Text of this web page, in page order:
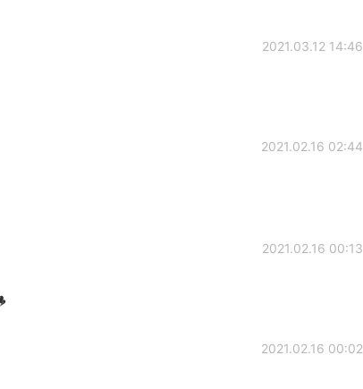
2021.03.12 14:46
2021.02.16 02:44
2021.02.16 00:13
2021.02.16 00:02